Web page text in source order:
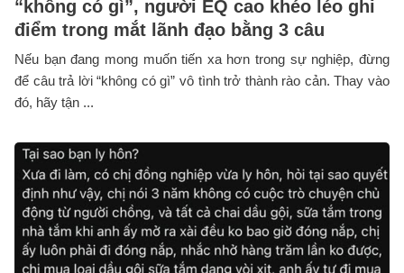
“không có gì”, người EQ cao khéo léo ghi
điểm trong mắt lãnh đạo bằng 3 câu
Nếu bạn đang mong muốn tiến xa hơn trong sự nghiệp, đừng
để câu trả lời “không có gì” vô tình trở thành rào cản. Thay vào
đó, hãy tận ...